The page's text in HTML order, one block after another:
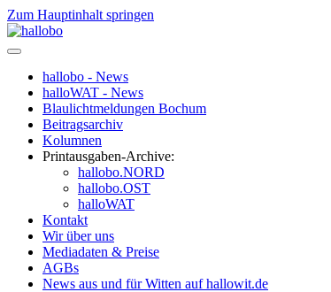
Zum Hauptinhalt springen
hallobo - News
halloWAT - News
Blaulichtmeldungen Bochum
Beitragsarchiv
Kolumnen
Printausgaben-Archive:
hallobo.NORD
hallobo.OST
halloWAT
Kontakt
Wir über uns
Mediadaten & Preise
AGBs
News aus und für Witten auf hallowit.de